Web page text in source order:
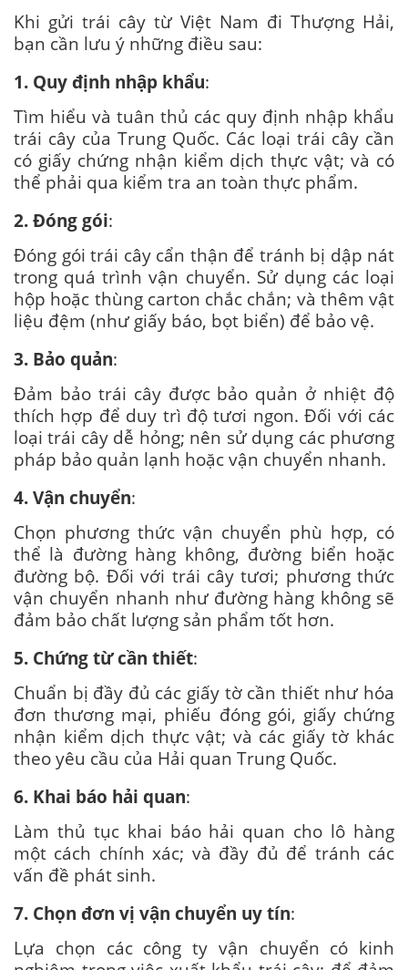
Khi gửi trái cây từ Việt Nam đi Thượng Hải,
bạn cần lưu ý những điều sau:
1. Quy định nhập khẩu:
Tìm hiểu và tuân thủ các quy định nhập khẩu
trái cây của Trung Quốc. Các loại trái cây cần
có giấy chứng nhận kiểm dịch thực vật; và có
thể phải qua kiểm tra an toàn thực phẩm.
2. Đóng gói:
Đóng gói trái cây cẩn thận để tránh bị dập nát
trong quá trình vận chuyển. Sử dụng các loại
hộp hoặc thùng carton chắc chắn; và thêm vật
liệu đệm (như giấy báo, bọt biển) để bảo vệ.
3. Bảo quản:
Đảm bảo trái cây được bảo quản ở nhiệt độ
thích hợp để duy trì độ tươi ngon. Đối với các
loại trái cây dễ hỏng; nên sử dụng các phương
pháp bảo quản lạnh hoặc vận chuyển nhanh.
4. Vận chuyển:
Chọn phương thức vận chuyển phù hợp, có
thể là đường hàng không, đường biển hoặc
đường bộ. Đối với trái cây tươi; phương thức
vận chuyển nhanh như đường hàng không sẽ
đảm bảo chất lượng sản phẩm tốt hơn.
5. Chứng từ cần thiết:
Chuẩn bị đầy đủ các giấy tờ cần thiết như hóa
đơn thương mại, phiếu đóng gói, giấy chứng
nhận kiểm dịch thực vật; và các giấy tờ khác
theo yêu cầu của Hải quan Trung Quốc.
6. Khai báo hải quan:
Làm thủ tục khai báo hải quan cho lô hàng
một cách chính xác; và đầy đủ để tránh các
vấn đề phát sinh.
7. Chọn đơn vị vận chuyển uy tín:
Lựa chọn các công ty vận chuyển có kinh